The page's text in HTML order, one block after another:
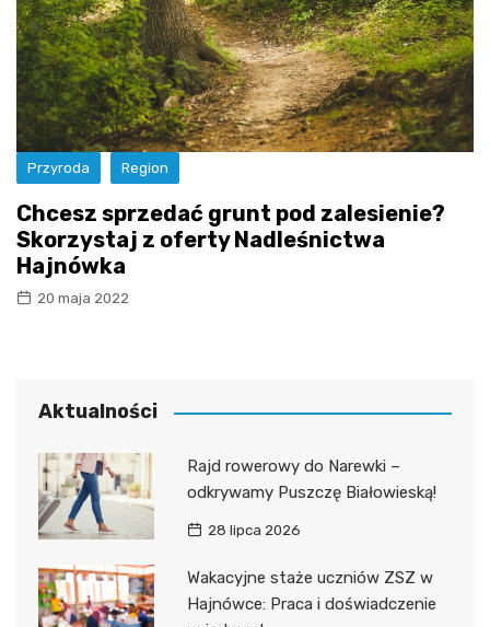
Przyroda Region
Chcesz sprzedać grunt pod zalesienie?
Skorzystaj z oferty Nadleśnictwa
Hajnówka
20 maja 2022
Aktualności
Rajd rowerowy do Narewki –
odkrywamy Puszczę Białowieską!
28 lipca 2026
Wakacyjne staże uczniów ZSZ w
Hajnówce: Praca i doświadczenie